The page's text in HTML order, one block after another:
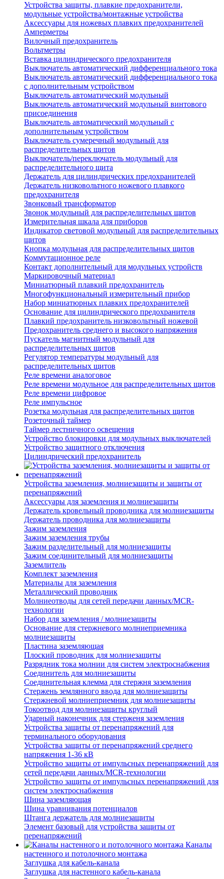
Устройства защиты, плавкие предохранители,
модульные устройства/монтажные устройства
Аксессуары для ножевых плавких предохранителей
Амперметры
Вилочный предохранитель
Вольтметры
Вставка цилиндрического предохранителя
Выключатель автоматический дифференциального тока
Выключатель автоматический дифференциального тока
с дополнительным устройством
Выключатель автоматический модульный
Выключатель автоматический модульный винтового
присоединения
Выключатель автоматический модульный с
дополнительным устройством
Выключатель сумеречный модульный для
распределительных щитов
Выключатель/переключатель модульный для
распределительного щита
Держатель для цилиндрических предохранителей
Держатель низковольтного ножевого плавкого
предохранителя
Звонковый трансформатор
Звонок модульный для распределительных щитов
Измерительная шкала для приборов
Индикатор световой модульный для распределительных
щитов
Кнопка модульная для распределительных щитов
Коммутационное реле
Контакт дополнительный для модульных устройств
Маркировочный материал
Миниатюрный плавкий предохранитель
Многофункциональный измерительный прибор
Набор миниатюрных плавких предохранителей
Основание для цилиндрического предохранителя
Плавкий предохранитель низковольтный ножевой
Предохранитель среднего и высокого напряжения
Пускатель магнитный модульный для
распределительных щитов
Регулятор температуры модульный для
распределительных щитов
Реле времени аналоговое
Реле времени модульное для распределительных щитов
Реле времени цифровое
Реле импульсное
Розетка модульная для распределительных щитов
Розеточный таймер
Таймер лестничного освещения
Устройство блокировки для модульных выключателей
Устройство защитного отключения
Цилиндрический предохранитель
Устройства заземления, молниезащиты и защиты от
перенапряжений
Аксессуары для заземления и молниезащиты
Держатель кровельный проводника для молниезащиты
Держатель проводника для молниезащиты
Зажим заземления
Зажим заземления трубы
Зажим разделительный для молниезащиты
Зажим соединительный для молниезащиты
Заземлитель
Комплект заземления
Материалы для заземления
Металлический проводник
Молниеотводы для сетей передачи данных/MCR-
технологии
Набор для заземления / молниезащиты
Основание для стержневого молниеприемника
молниезащиты
Пластина заземляющая
Плоский проводник для молниезащиты
Разрядник тока молнии для систем электроснабжения
Соединитель для молниезащиты
Соединительная клемма для стержня заземления
Стержень землянного ввода для молниезащиты
Стержневой молниеприемник для молниезащиты
Токоотвод для молниезащиты круглый
Ударный наконечник для стерженя заземления
Устройства защиты от перенапряжений для
терминального оборудования
Устройства защиты от перенапряжений среднего
напряжения 1-36 кВ
Устройство защиты от импульсных перенапряжений для
сетей передачи данных/MCR-технологии
Устройство защиты от импульсных перенапряжений для
систем электроснабжения
Шина заземляющая
Шина уравнивания потенциалов
Штанга держатель для молниезащиты
Элемент базовый для устройства защиты от
перенапряжений
Каналы
настенного и потолочного монтажа
Заглушка для кабель-канала
Заглушка для настенного кабель-канала